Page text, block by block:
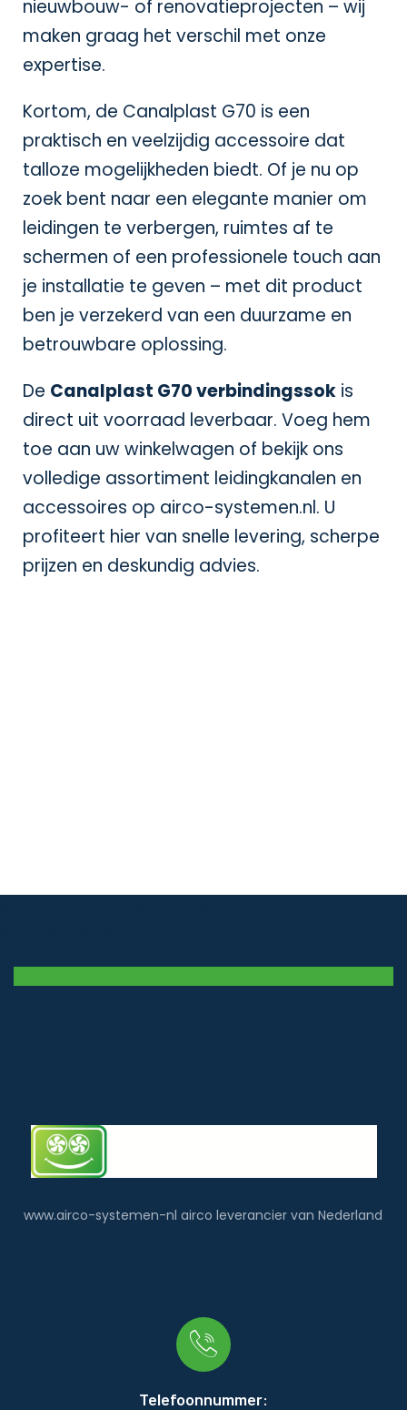
nieuwbouw- of renovatieprojecten – wij
maken graag het verschil met onze
expertise.
Kortom, de Canalplast G70 is een
praktisch en veelzijdig accessoire dat
talloze mogelijkheden biedt. Of je nu op
zoek bent naar een elegante manier om
leidingen te verbergen, ruimtes af te
schermen of een professionele touch aan
je installatie te geven – met dit product
ben je verzekerd van een duurzame en
betrouwbare oplossing.
De Canalplast G70 verbindingssok is
direct uit voorraad leverbaar. Voeg hem
toe aan uw winkelwagen of bekijk ons
volledige assortiment leidingkanalen en
accessoires op airco-systemen.nl. U
profiteert hier van snelle levering, scherpe
prijzen en deskundig advies.
www.airco-systemen-nl airco leverancier van Nederland
Telefoonnummer: